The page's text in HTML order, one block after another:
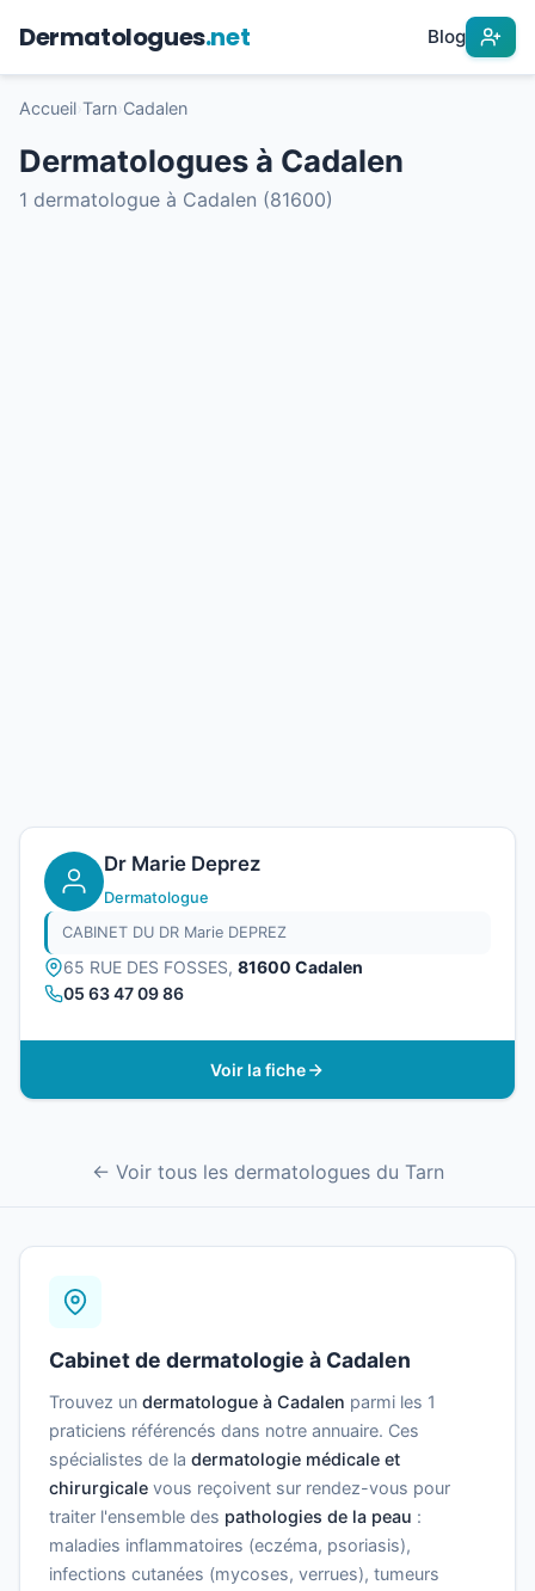
Dermatologues.net Blog
Accueil Tarn Cadalen
Dermatologues à Cadalen
1 dermatologue à Cadalen (81600)
Dr Marie Deprez
Dermatologue
CABINET DU DR Marie DEPREZ
65 RUE DES FOSSES, 81600 Cadalen
05 63 47 09 86
Voir la fiche
← Voir tous les dermatologues du Tarn
Cabinet de dermatologie à Cadalen
Trouvez un dermatologue à Cadalen parmi les 1
praticiens référencés dans notre annuaire. Ces
spécialistes de la dermatologie médicale et
chirurgicale vous reçoivent sur rendez-vous pour
traiter l'ensemble des pathologies de la peau :
maladies inflammatoires (eczéma, psoriasis),
infections cutanées (mycoses, verrues), tumeurs